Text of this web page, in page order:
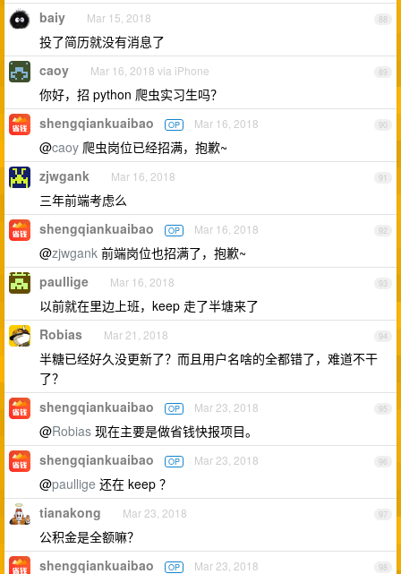
88
baiy Mar 15, 2018
投了简历就没有消息了
89
caoy Mar 16, 2018 via iPhone
你好，招 python 爬虫实习生吗？
90
shengqiankuaibao OP Mar 16, 2018
@caoy 爬虫岗位已经招满，抱歉~
91
zjwgank Mar 16, 2018
三年前端考虑么
92
shengqiankuaibao OP Mar 16, 2018
@zjwgank 前端岗位也招满了，抱歉~
93
paullige Mar 16, 2018
以前就在里边上班，keep 走了半塘来了
94
Robias Mar 21, 2018
半糖已经好久没更新了？而且用户名啥的全都错了，难道不干
了？
95
shengqiankuaibao OP Mar 23, 2018
@Robias 现在主要是做省钱快报项目。
96
shengqiankuaibao OP Mar 23, 2018
@paullige 还在 keep ？
97
tianakong Mar 23, 2018
公积金是全额嘛？
98
shengqiankuaibao OP Mar 23, 2018